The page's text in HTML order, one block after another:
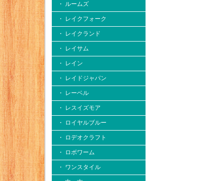
・ ルームズ
・ レイクフォーク
・ レイクランド
・ レイサム
・ レイン
・ レイドジャパン
・ レーベル
・ レスイズモア
・ ロイヤルブルー
・ ロデオクラフト
・ ロボワーム
・ ワンスタイル